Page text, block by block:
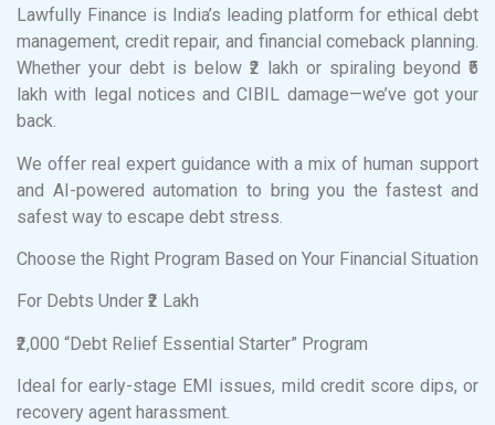
Lawfully Finance is India’s leading platform for ethical debt
management, credit repair, and financial comeback planning.
Whether your debt is below ₹2 lakh or spiraling beyond ₹5
lakh with legal notices and CIBIL damage—we’ve got your
back.
We offer real expert guidance with a mix of human support
and AI-powered automation to bring you the fastest and
safest way to escape debt stress.
Choose the Right Program Based on Your Financial Situation
For Debts Under ₹2 Lakh
₹2,000 “Debt Relief Essential Starter” Program
Ideal for early-stage EMI issues, mild credit score dips, or
recovery agent harassment.